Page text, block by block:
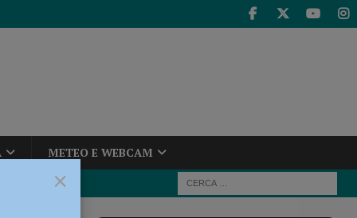
METEO E WEBCAM
×